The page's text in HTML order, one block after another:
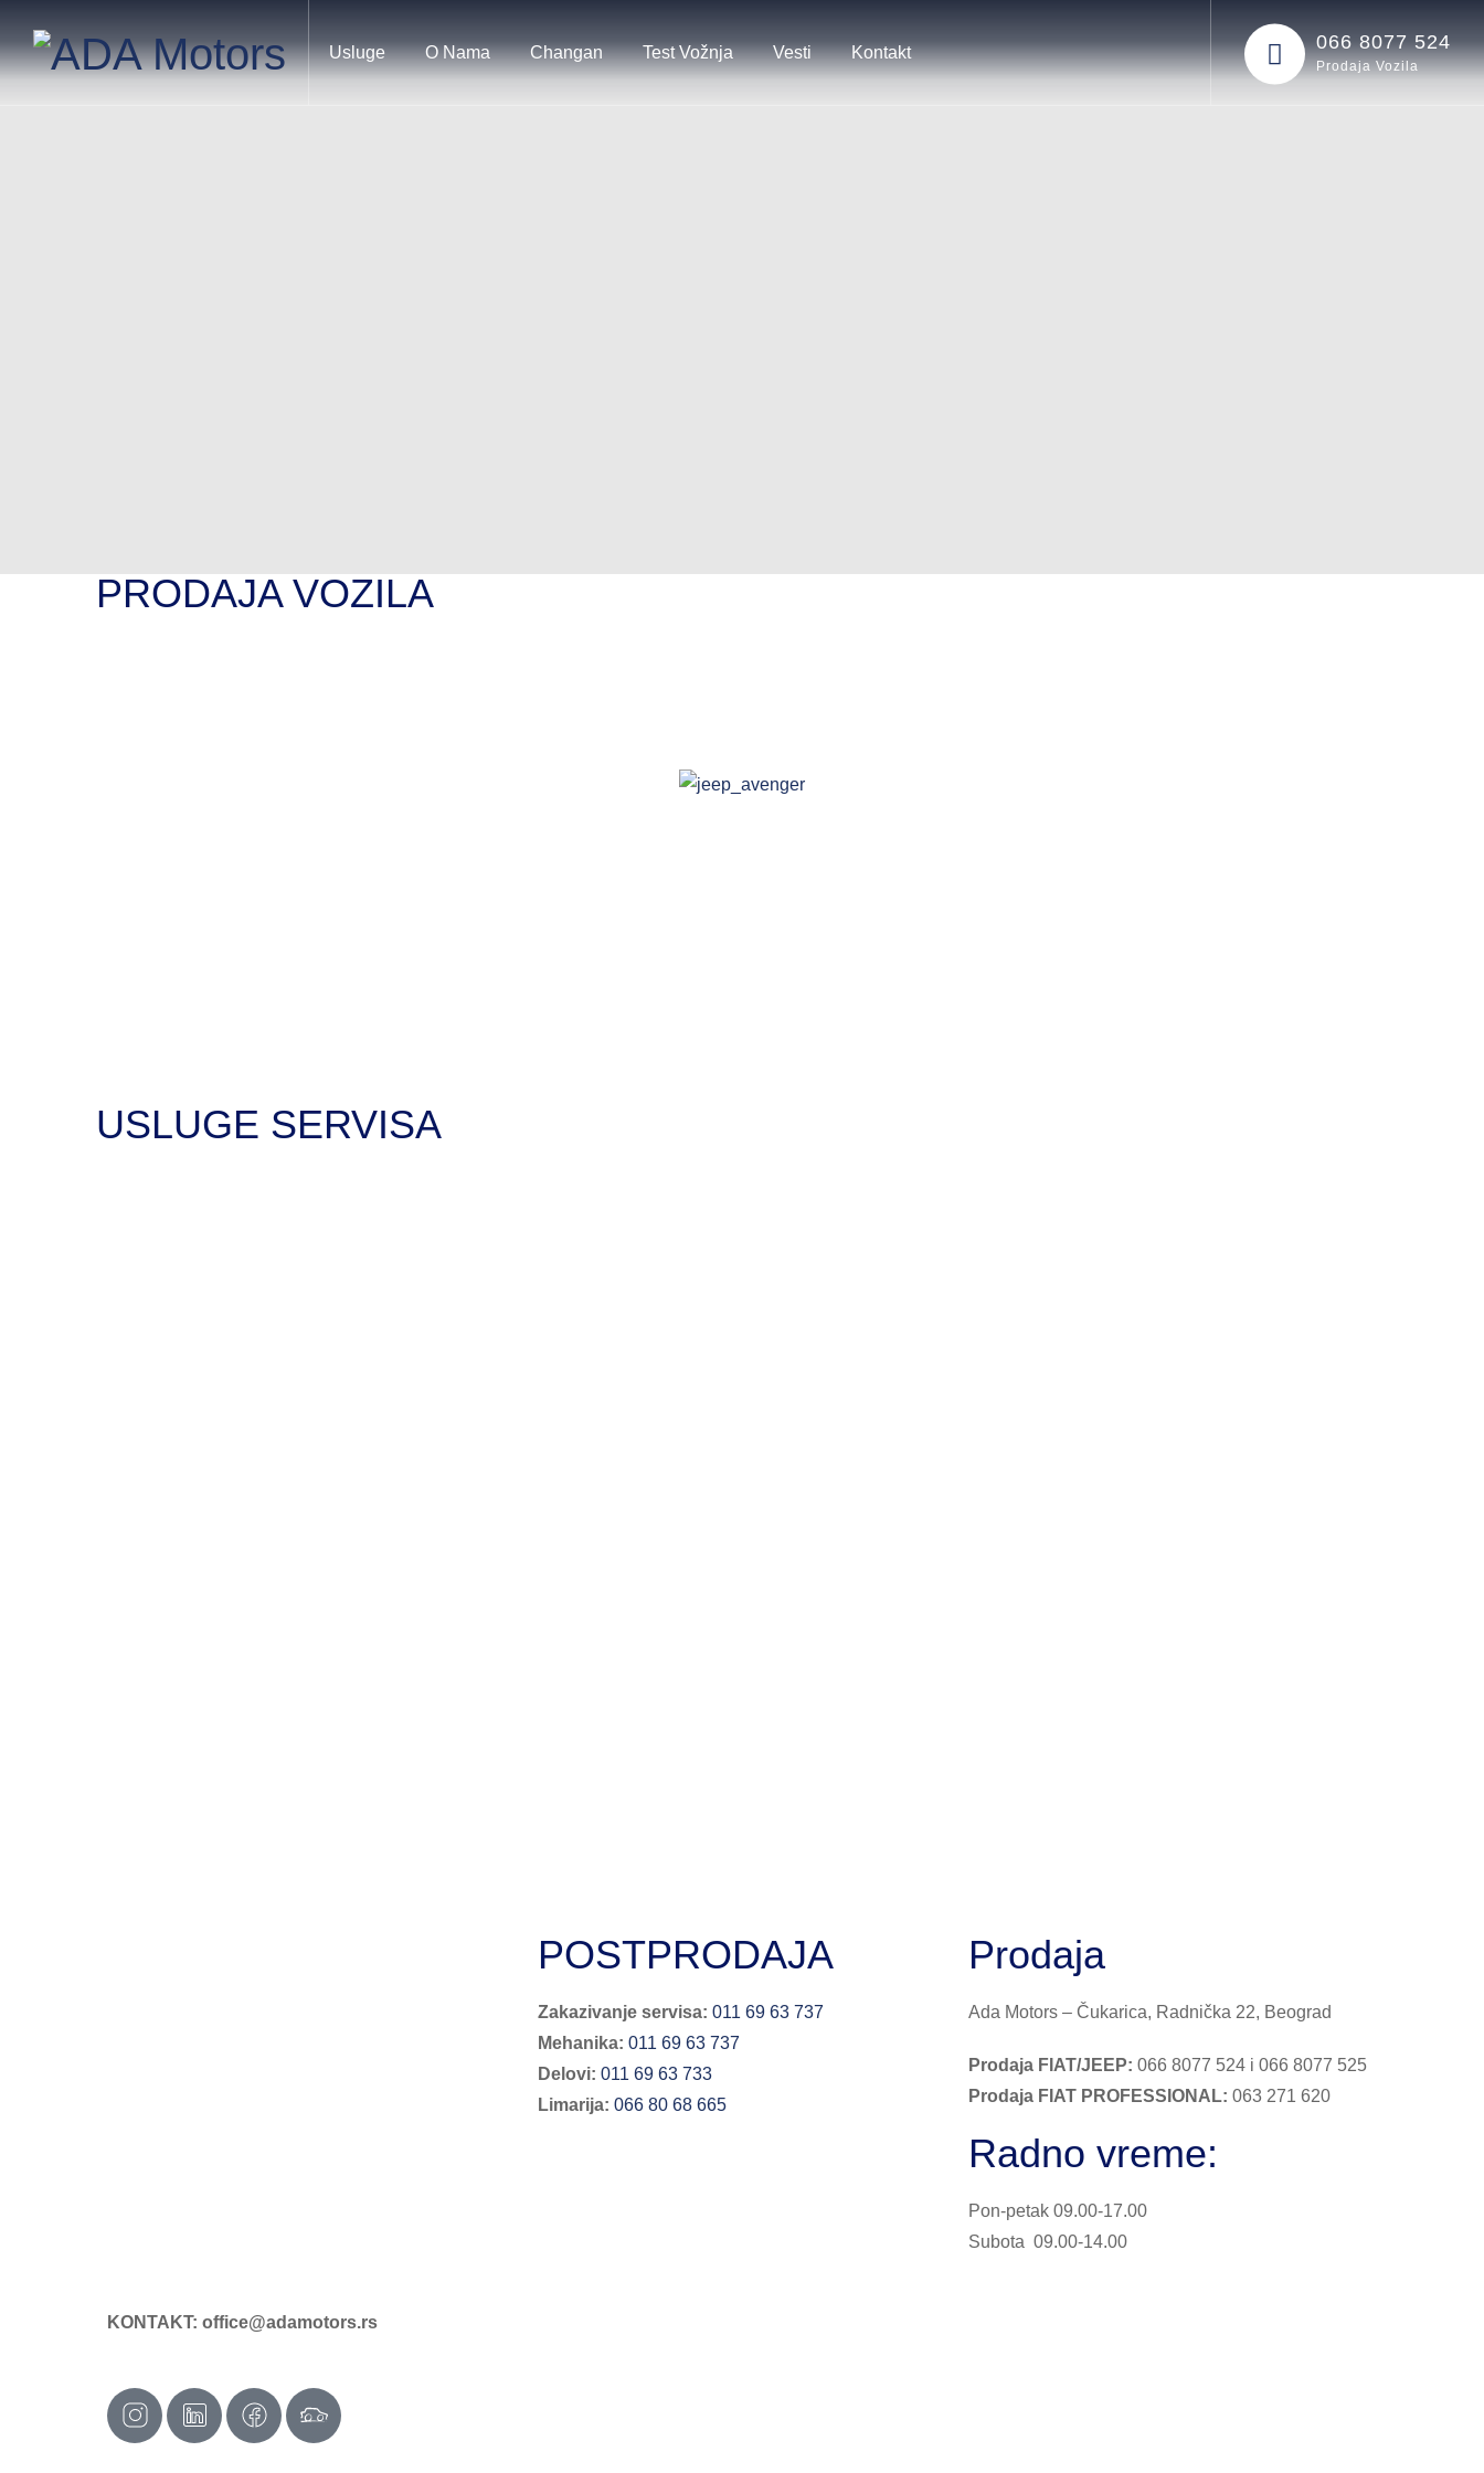
Usluge O Nama Changan Test Vožnja Vesti Kontakt 066 8077 524
Prodaja Vozila
PRODAJA VOZILA
USLUGE SERVISA
POSTPRODAJA
Zakazivanje servisa: 011 69 63 737
Mehanika: 011 69 63 737
Delovi: 011 69 63 733
Limarija: 066 80 68 665
Prodaja
Ada Motors – Čukarica, Radnička 22, Beograd
Prodaja FIAT/JEEP: 066 8077 524 i 066 8077 525
Prodaja FIAT PROFESSIONAL: 063 271 620
Radno vreme:
Pon-petak 09.00-17.00
Subota 09.00-14.00
KONTAKT: office@adamotors.rs